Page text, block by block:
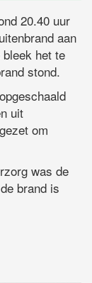
20.40 uur
aan
het te
stond.
uit
om
was de
brand is